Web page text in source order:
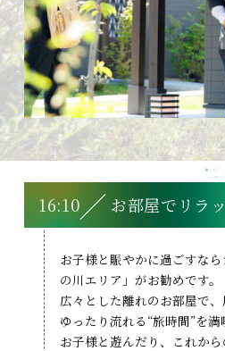
16:10 お部屋でリラ
お子様と賑やかに過ごすな
の川エリア」がお勧めです。
広々とした離れのお部屋で、
ゆったり流れる“旅時間”を満
お子様と遊んだり、これか